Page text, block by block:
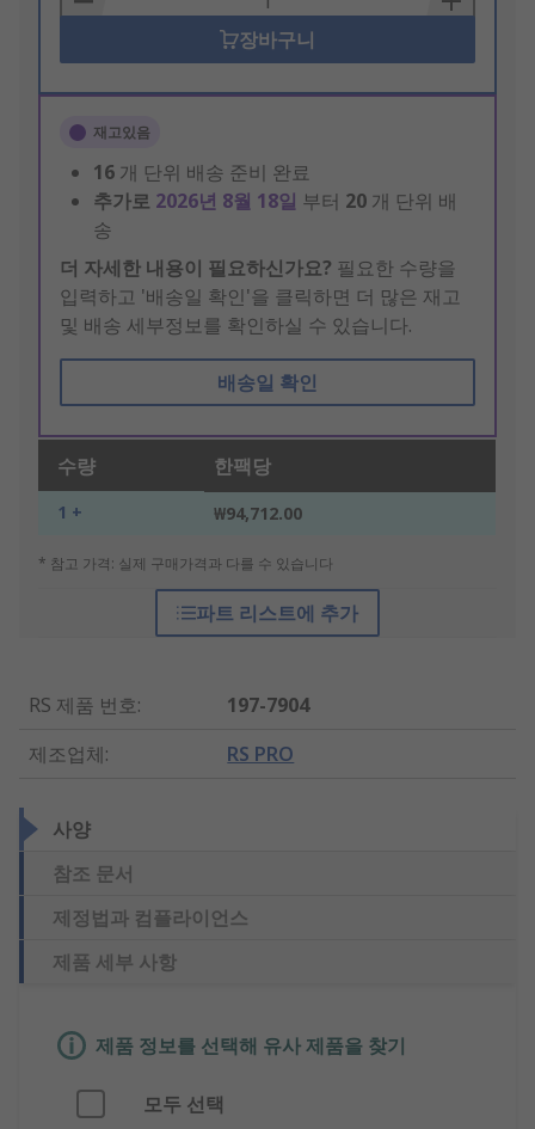
장바구니
재고있음
16 개 단위 배송 준비 완료
추가로 2026년 8월 18일 부터 20 개 단위 배
송
더 자세한 내용이 필요하신가요? 필요한 수량을
입력하고 '배송일 확인'을 클릭하면 더 많은 재고
및 배송 세부정보를 확인하실 수 있습니다.
배송일 확인
수량 한팩당
1 + ₩94,712.00
* 참고 가격: 실제 구매가격과 다를 수 있습니다
파트 리스트에 추가
RS 제품 번호:
197-7904
제조업체: RS PRO
사양
참조 문서
제정법과 컴플라이언스
제품 세부 사항
제품 정보를 선택해 유사 제품을 찾기
모두 선택